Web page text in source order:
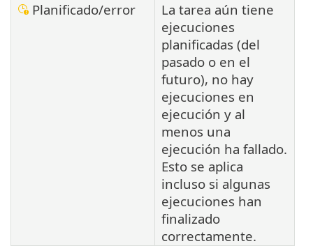
Planificado/error
La tarea aún tiene
ejecuciones
planificadas (del
pasado o en el
futuro), no hay
ejecuciones en
ejecución y al
menos una
ejecución ha fallado.
Esto se aplica
incluso si algunas
ejecuciones han
finalizado
correctamente.